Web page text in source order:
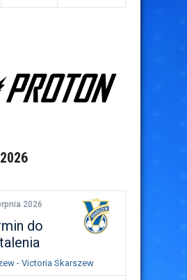
2026
do
- Victoria Skarszew